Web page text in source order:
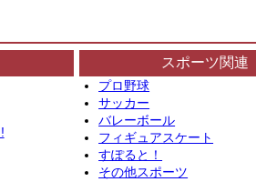
スポーツ関連
プロ野球
サッカー
バレーボール
フィギュアスケート
すぽると！
その他スポーツ